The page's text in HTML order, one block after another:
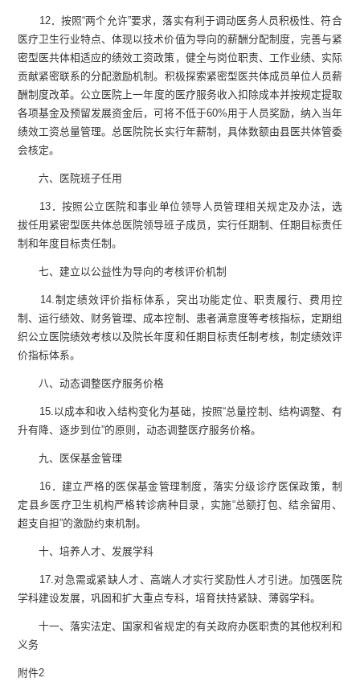
12．按照“两个允许”要求，落实有利于调动医务人员积极性、符合
医疗卫生行业特点、体现以技术价值为导向的薪酬分配制度，完善与紧
密型医共体相适应的绩效工资政策，健全与岗位职责、工作业绩、实际
贡献紧密联系的分配激励机制。 积极探索紧密型医共体成员单位人员薪
酬制度改革。 公立医院上一年度的医疗服务收入扣除成本并按规定提取
各项基金及预留发展资金后，可将不低于60%用于人员奖励，纳入当年
绩效工资总量管理。 总医院院长 实行年薪制 ，具体数额由县医共体管委
会核定。
六、医院班子任用
13．按照公立医院和事业单位领导人员管理相关规定及办法，选
拔任用紧密型医共体总医院领导班子成员，实行任期制、任期目标责任
制和年度目标责任制。
七、建立以公益性为导向的考核评价机制
14.制定绩效评价指标体系，突出功能定位、职责履行、费用控
制、运行绩效、财务管理、成本控制、患者满意度等考核指标，定期组
织公立医院绩效考核以及院长年度和任期目标责任制考核，制定绩效评
价指标体系。
八、动态调整医疗服务价格
15.以成本和收入结构变化为基础，按照“总量控制、结构调整、有
升有降、逐步到位”的原则，动态调整医疗服务价格。
九、医保基金管理
16．建立严格的医保基金管理制度，落实分级诊疗医保政策，制
定县乡医疗卫生机构严格转诊病种目录，实施“总额打包、结余留用、
超支自担”的激励约束机制。
十、培养人才、发展学科
17.对急需或紧缺人才、高端人才实行奖励性人才引进。加强医院
学科建设发展，巩固和扩大重点专科，培育扶持紧缺、薄弱学科。
十一、落实法定、国家和省规定的有关政府办医职责的其他权利和
义务
附件2